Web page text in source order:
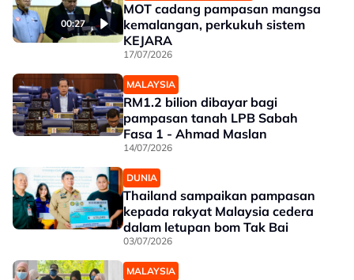
00:27
MOT cadang pampasan mangsa
kemalangan, perkukuh sistem
KEJARA
17/07/2026
MALAYSIA
RM1.2 bilion dibayar bagi
pampasan tanah LPB Sabah
Fasa 1 - Ahmad Maslan
14/07/2026
DUNIA
Thailand sampaikan pampasan
kepada rakyat Malaysia cedera
dalam letupan bom Tak Bai
03/07/2026
MALAYSIA